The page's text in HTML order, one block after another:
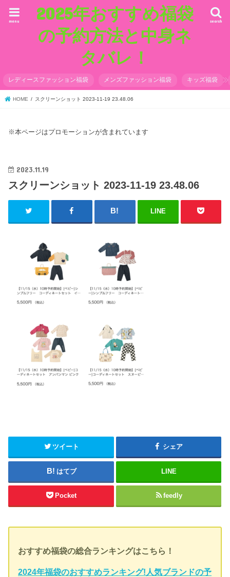
2025年おすすめ福袋
の予約方法と中身ネ
タバレ！
search
menu
レディースファッション福袋 メンズファッション福袋 キッズ福袋
HOME スクリーンショット 2023-11-19 23.48.06
※本ページはプロモーションが含まれています
2023.11.19
スクリーンショット 2023-11-19 23.48.06
LINE
ツイート シェア
はてブ LINE
Pocket feedly
おすすめ福袋の総合ランキングはこちら！
2024年福袋のおすすめランキング!人気ブランドの予